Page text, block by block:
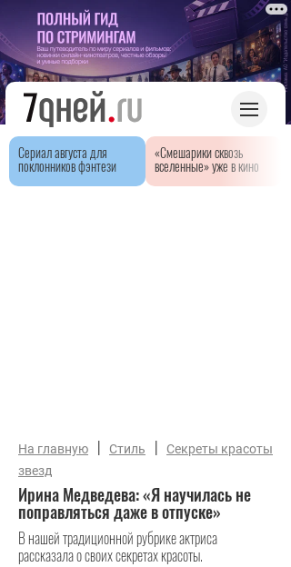
Сериал августа для
поклонников фэнтези
«Смешарики сквозь
вселенные» уже в кино
На главную | Стиль |
Секреты красоты
звезд
Ирина Медведева: «Я научилась не
поправляться даже в отпуске»
В нашей традиционной рубрике актриса
рассказала о своих секретах красоты.